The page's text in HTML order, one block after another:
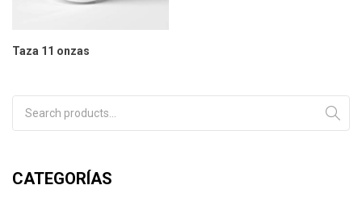
Taza 11 onzas
CATEGORÍAS